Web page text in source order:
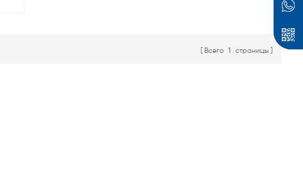
Всего 1 страницы